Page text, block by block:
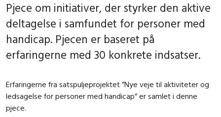
Pjece om initiativer, der styrker den aktive
deltagelse i samfundet for personer med
handicap. Pjecen er baseret på
erfaringerne med 30 konkrete indsatser.
Erfaringerne fra satspuljeprojektet ”Nye veje til aktiviteter og
ledsagelse for personer med handicap” er samlet i denne
pjece.